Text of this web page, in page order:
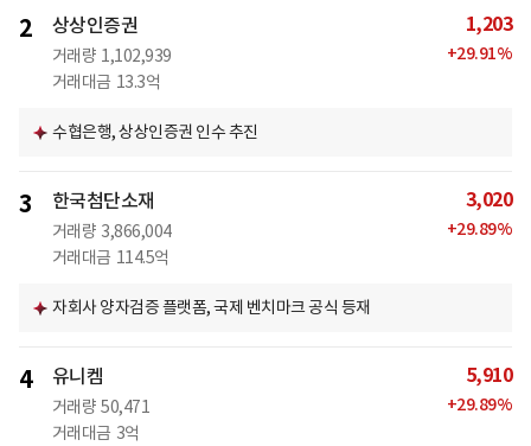
2 상상인증권
거래량 1,102,939
거래대금 13.3억
1,203
+29.91%
수협은행, 상상인증권 인수 추진
3 한국첨단소재
거래량 3,866,004
거래대금 114.5억
3,020
+29.89%
자회사 양자검증 플랫폼, 국제 벤치마크 공식 등재
4 유니켐
거래량 50,471
거래대금 3억
5,910
+29.89%